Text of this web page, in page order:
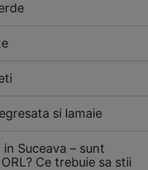
si lamaie
Suceava – sunt
Ce trebuie sa stii